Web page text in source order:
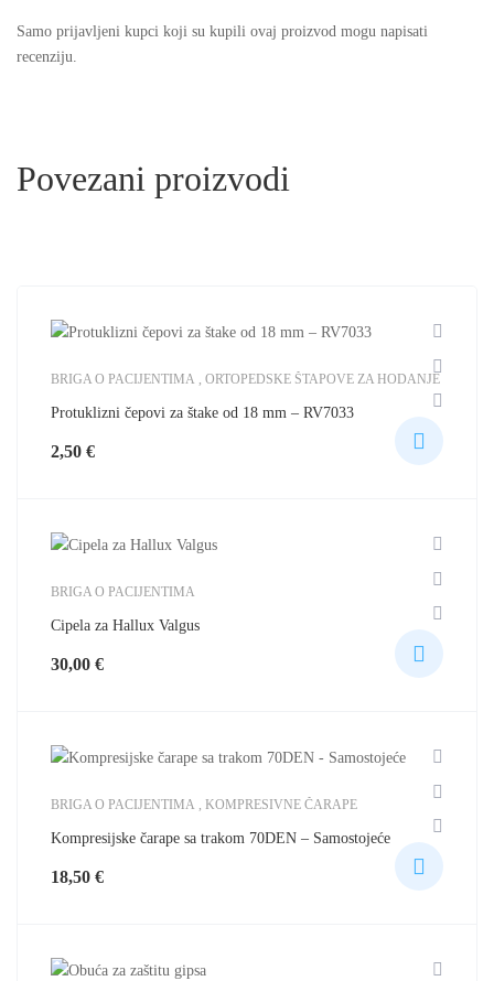
Samo prijavljeni kupci koji su kupili ovaj proizvod mogu napisati
recenziju.
BRIGA O PACIJENTIMA , ORTOPEDSKE ŠTAPOVE ZA HODANJE
Protuklizni čepovi za štake od 18 mm – RV7033
2,50 €
BRIGA O PACIJENTIMA
Cipela za Hallux Valgus
30,00 €
BRIGA O PACIJENTIMA , KOMPRESIVNE ČARAPE
Kompresijske čarape sa trakom 70DEN – Samostojeće
18,50 €